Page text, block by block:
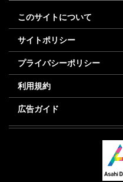
このサイトについて
サイトポリシー
プライバシーポリシー
利用規約
広告ガイド